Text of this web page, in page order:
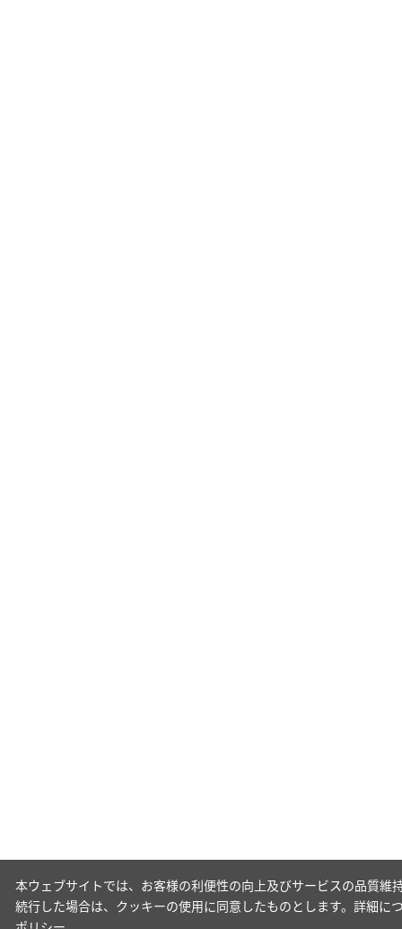
本ウェブサイトでは、お客様の利便性の向上及びサービスの品質
続行した場合は、クッキーの使用に同意したものとします。詳細